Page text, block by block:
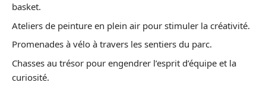
basket.
Ateliers de peinture en plein air pour stimuler la créativité.
Promenades à vélo à travers les sentiers du parc.
Chasses au trésor pour engendrer l’esprit d’équipe et la
curiosité.